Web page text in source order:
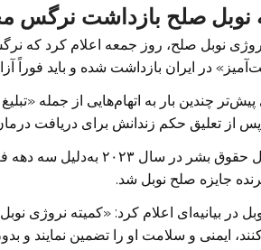
نوبل صلح بازداشت نرگس
نوبل صلح، روز جمعه اعلام کرد که
در ایران بازداشت شده و باید فوراً
چندین بار به اتهام‌هایی از جمله
از تعلیق حکم زندانش برای دریافت
این فعال حقوق بشر در
جایزه صلح نوبل شد.
در بیانیه‌ای اعلام کرد: «کمیته نروژی
ایمنی و سلامت او را تضمین نمایند و